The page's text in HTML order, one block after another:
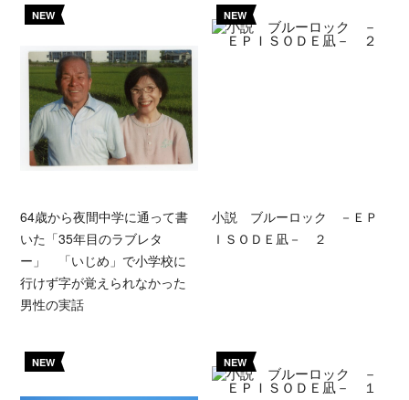
NEW
64歳から夜間中学に通って書
いた「35年目のラブレタ
ー」 「いじめ」で小学校に
行けず字が覚えられなかった
男性の実話
NEW
小説 ブルーロック －ＥＰ
ＩＳＯＤＥ凪－ ２
NEW NEW